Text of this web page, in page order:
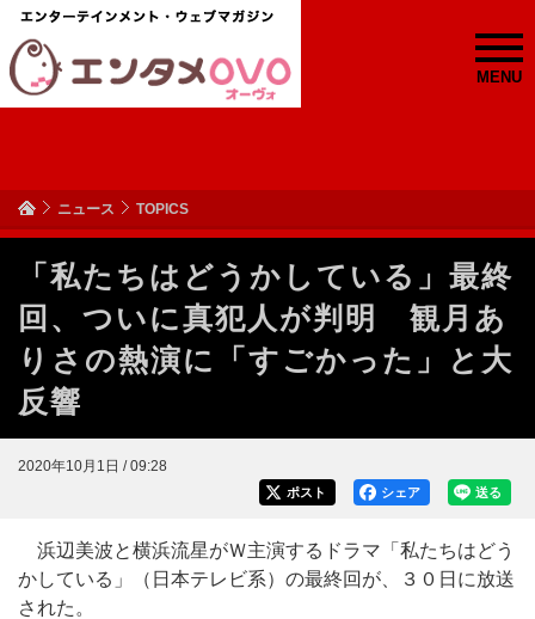
MENU
ニュース TOPICS
「私たちはどうかしている」最終
回、ついに真犯人が判明 観月あ
りさの熱演に「すごかった」と大
反響
2020年10月1日 / 09:28
送る
シェア
ポスト
浜辺美波と横浜流星がＷ主演するドラマ「私たちはどう
かしている」（日本テレビ系）の最終回が、３０日に放送
された。